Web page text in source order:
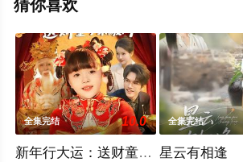
猜你喜欢
全集完结 10.0
新年行大运：送财童子来敲门
全集完结
星云有相逢